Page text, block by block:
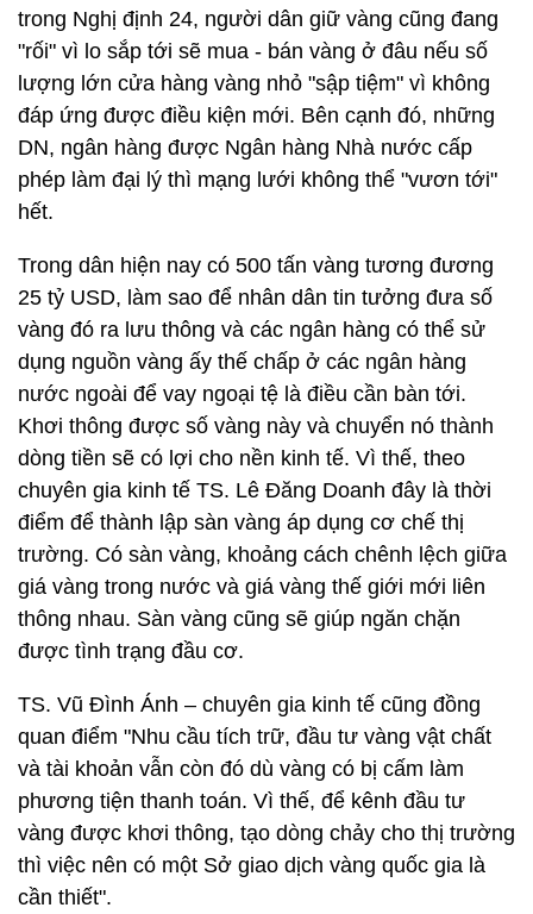
trong Nghị định 24, người dân giữ vàng cũng đang
"rối" vì lo sắp tới sẽ mua - bán vàng ở đâu nếu số
lượng lớn cửa hàng vàng nhỏ "sập tiệm" vì không
đáp ứng được điều kiện mới. Bên cạnh đó, những
DN, ngân hàng được Ngân hàng Nhà nước cấp
phép làm đại lý thì mạng lưới không thể "vươn tới"
hết.
Trong dân hiện nay có 500 tấn vàng tương đương
25 tỷ USD, làm sao để nhân dân tin tưởng đưa số
vàng đó ra lưu thông và các ngân hàng có thể sử
dụng nguồn vàng ấy thế chấp ở các ngân hàng
nước ngoài để vay ngoại tệ là điều cần bàn tới.
Khơi thông được số vàng này và chuyển nó thành
dòng tiền sẽ có lợi cho nền kinh tế. Vì thế, theo
chuyên gia kinh tế TS. Lê Đăng Doanh đây là thời
điểm để thành lập sàn vàng áp dụng cơ chế thị
trường. Có sàn vàng, khoảng cách chênh lệch giữa
giá vàng trong nước và giá vàng thế giới mới liên
thông nhau. Sàn vàng cũng sẽ giúp ngăn chặn
được tình trạng đầu cơ.
TS. Vũ Đình Ánh – chuyên gia kinh tế cũng đồng
quan điểm "Nhu cầu tích trữ, đầu tư vàng vật chất
và tài khoản vẫn còn đó dù vàng có bị cấm làm
phương tiện thanh toán. Vì thế, để kênh đầu tư
vàng được khơi thông, tạo dòng chảy cho thị trường
thì việc nên có một Sở giao dịch vàng quốc gia là
cần thiết".